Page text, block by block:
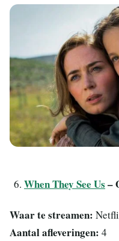
When They See Us –
Waar te streamen:
Aantal afleveringen: 4